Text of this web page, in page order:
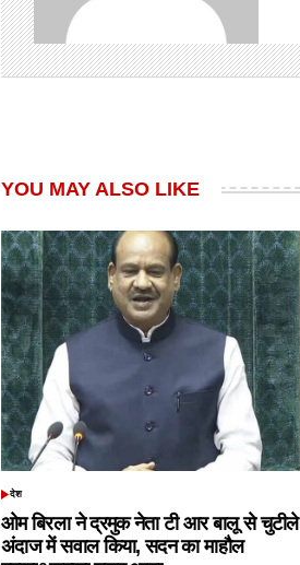
YOU MAY ALSO LIKE
POSTED
देश
ओम बिरला ने द्रमुक नेता टी आर बालू से चुटीले
अंदाज में सवाल किया, सदन का माहौल